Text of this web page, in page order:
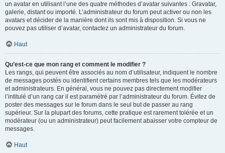
un avatar en utilisant l’une des quatre méthodes d’avatar suivantes : Gravatar,
galerie, distant ou importé. L’administrateur du forum peut activer ou non les
avatars et décider de la manière dont ils sont mis à disposition. Si vous ne
pouvez pas utiliser d’avatar, contactez un administrateur du forum.
Haut
Qu’est-ce que mon rang et comment le modifier ?
Les rangs, qui peuvent être associés au nom d’utilisateur, indiquent le nombre
de messages postés ou identifient certains membres tels que les modérateurs
et administrateurs. En général, vous ne pouvez pas directement modifier
l’intitulé d’un rang car il est paramétré par l’administrateur du forum. Évitez de
poster des messages sur le forum dans le seul but de passer au rang
supérieur. Sur la plupart des forums, cette pratique est rarement tolérée et un
modérateur (ou un administrateur) peut facilement abaisser votre compteur de
messages.
Haut